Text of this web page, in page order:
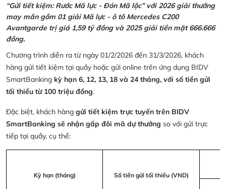
“Gửi tiết kiệm: Rước Mã lực - Đón Mã lộc” với 2026 giải thưởng
may mắn gồm 01 giải Mã lực - ô tô Mercedes C200
Avantgarde trị giá 1,59 tỷ đồng và 2025 giải tiền mặt 666.666
đồng.
Chương trình diễn ra từ ngày 01/2/2026 đến 31/3/2026, khách
hàng gửi tiết kiệm tại quầy hoặc gửi online trên ứng dụng BIDV
SmartBanking kỳ hạn 6, 12, 13, 18 và 24 tháng, với số tiền gửi
tối thiểu từ 100 triệu đồng.
Đặc biệt, khách hàng gửi tiết kiệm trực tuyến trên BIDV
SmartBanking sẽ nhận gấp đôi mã dự thưởng so với gửi trực
tiếp tại quầy, cụ thể:
Kỳ hạn (tháng) Số tiền gửi tối thiểu (VND)